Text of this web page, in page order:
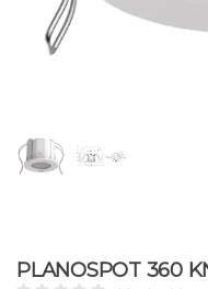
PLANOSPOT 360